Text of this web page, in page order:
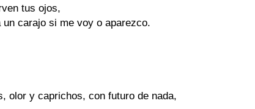
tus ojos,
un carajo si me voy o aparezco.
olor y caprichos, con futuro de nada,